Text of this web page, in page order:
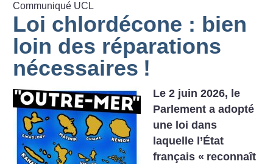
Communiqué UCL
Loi chlordécone : bien
loin des réparations
nécessaires !
Le 2 juin 2026, le
Parlement a adopté
une loi dans
laquelle l’État
français « reconnaît